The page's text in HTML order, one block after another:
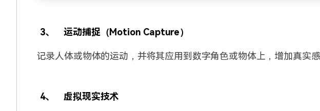
3、 运动捕捉（Motion Capture）
记录人体或物体的运动，并将其应用到数字角色或物体上，增加真实
4、 虚拟现实技术